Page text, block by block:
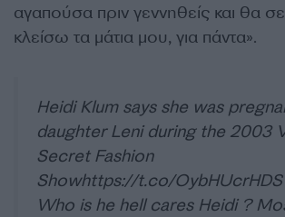
αγαπούσα πριν γεννηθείς και θα
κλείσω τα μάτια μου, για πάντα».
Heidi Klum says she was
daughter Leni during the 2003
Secret Fashion
Showhttps://t.co/OybHUcrHDS
Who is he hell cares Heidi ?